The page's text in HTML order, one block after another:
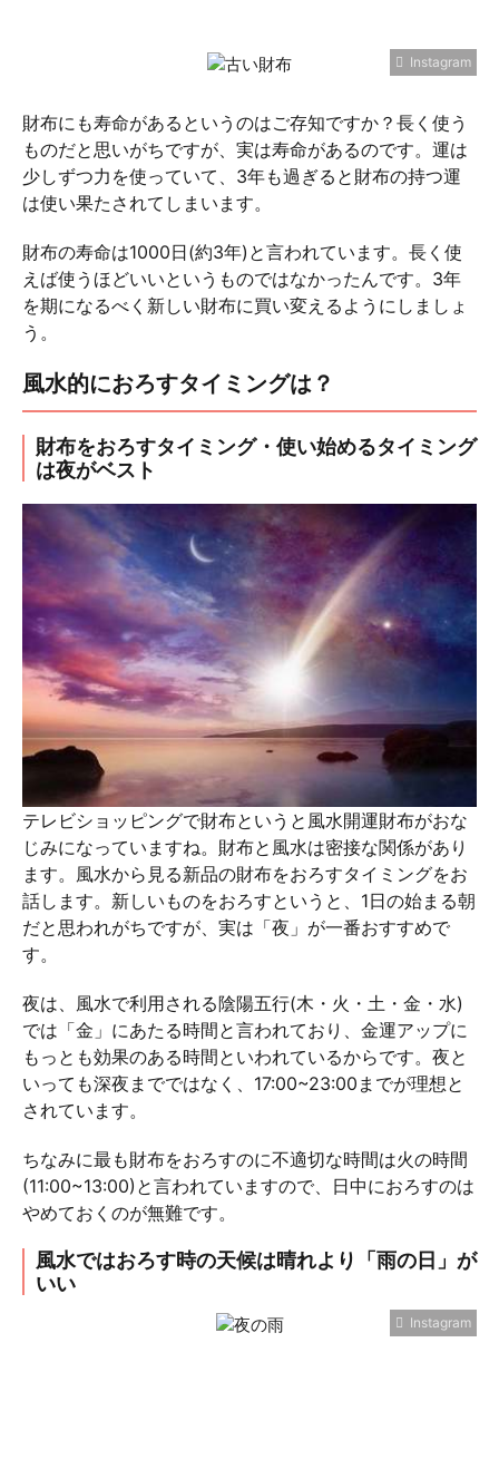
Instagram
財布にも寿命があるというのはご存知ですか？長く使う
ものだと思いがちですが、実は寿命があるのです。運は
少しずつ力を使っていて、3年も過ぎると財布の持つ運
は使い果たされてしまいます。
財布の寿命は1000日(約3年)と言われています。長く使
えば使うほどいいというものではなかったんです。3年
を期になるべく新しい財布に買い変えるようにしましょ
う。
風水的におろすタイミングは？
財布をおろすタイミング・使い始めるタイミング
は夜がベスト
テレビショッピングで財布というと風水開運財布がおな
じみになっていますね。財布と風水は密接な関係があり
ます。風水から見る新品の財布をおろすタイミングをお
話します。新しいものをおろすというと、1日の始まる朝
だと思われがちですが、実は「夜」が一番おすすめで
す。
夜は、風水で利用される陰陽五行(木・火・土・金・水)
では「金」にあたる時間と言われており、金運アップに
もっとも効果のある時間といわれているからです。夜と
いっても深夜までではなく、17:00~23:00までが理想と
されています。
ちなみに最も財布をおろすのに不適切な時間は火の時間
(11:00~13:00)と言われていますので、日中におろすのは
やめておくのが無難です。
風水ではおろす時の天候は晴れより「雨の日」が
いい
Instagram